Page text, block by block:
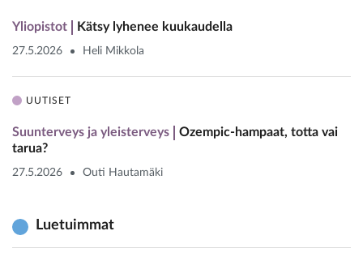
Yliopistot Kätsy lyhenee kuukaudella
27.5.2026 Heli Mikkola
UUTISET
Suunterveys ja yleisterveys
Ozempic-hampaat, totta vai
tarua?
27.5.2026 Outi Hautamäki
Luetuimmat